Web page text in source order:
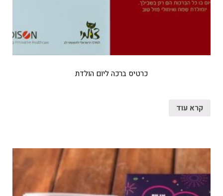
כרטיס ברכה ליום הולדת
קרא עוד